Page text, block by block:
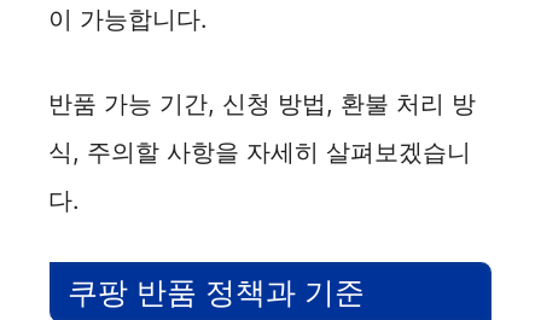
이 가능합니다.
반품 가능 기간, 신청 방법, 환불 처리 방
식, 주의할 사항을 자세히 살펴보겠습니
다.
쿠팡 반품 정책과 기준